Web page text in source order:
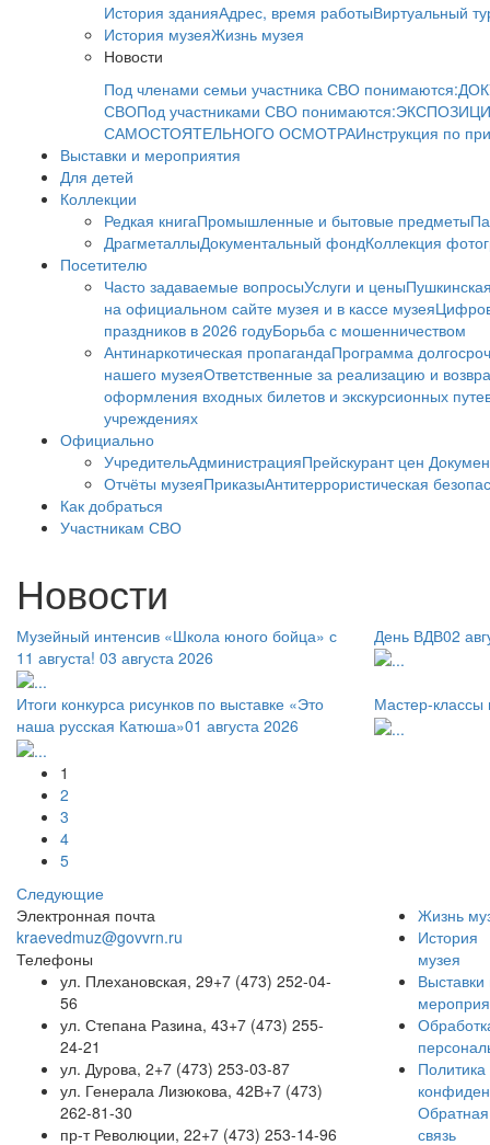
История зданияАдрес, время работыВиртуальный
История музеяЖизнь музея
Новости
Под членами семьи участника СВО понимаются:
СВОПод участниками СВО понимаются:
САМОСТОЯТЕЛЬНОГО ОСМОТРАИнструкция по
Выставки и мероприятия
Для детей
Коллекции
Редкая книгаПромышленные и бытовые предметы
ДрагметаллыДокументальный фондКоллекция
Посетителю
Часто задаваемые вопросыУслуги и цены
на официальном сайте музея и в кассе музея
праздников в 2026 годуБорьба с мошенничеством
Антинаркотическая пропагандаПрограмма
нашего музеяОтветственные за реализацию и
оформления входных билетов и экскурсионных
учреждениях
Официально
УчредительАдминистрацияПрейскурант цен
Отчёты музеяПриказыАнтитеррористическая
Как добраться
Участникам СВО
Новости
Музейный интенсив «Школа юного бойца» с
11 августа! 03 августа 2026
День ВДВ02
Итоги конкурса рисунков по выставке «Это
наша русская Катюша»01 августа 2026
Мастер-классы
1
2
3
4
5
Следующие
Электронная почта
kraevedmuz@govvrn.ru
Телефоны
ул. Плехановская, 29+7 (473) 252-04-
56
ул. Степана Разина, 43+7 (473) 255-
24-21
ул. Дурова, 2+7 (473) 253-03-87
ул. Генерала Лизюкова, 42В+7 (473)
262-81-30
пр-т Революции, 22+7 (473) 253-14-96
Жизнь
История
музея
Выставки
Политика
Обратная
связь